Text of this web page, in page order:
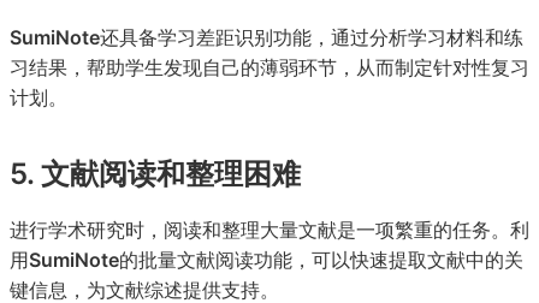
SumiNote还具备学习差距识别功能，通过分析学习材料和练
习结果，帮助学生发现自己的薄弱环节，从而制定针对性复习
计划。
5. 文献阅读和整理困难
进行学术研究时，阅读和整理大量文献是一项繁重的任务。利
用SumiNote的批量文献阅读功能，可以快速提取文献中的关
键信息，为文献综述提供支持。